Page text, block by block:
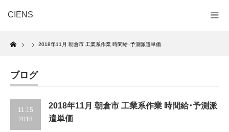
CIENS
Home
2018年11月 朝倉市 工業系作業 時間給･予測派遣単価
ブログ
11.15
2018
2018年11月 朝倉市 工業系作業 時間給･予測派
遣単価